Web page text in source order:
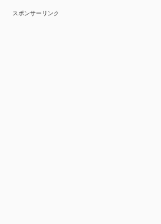
スポンサーリンク